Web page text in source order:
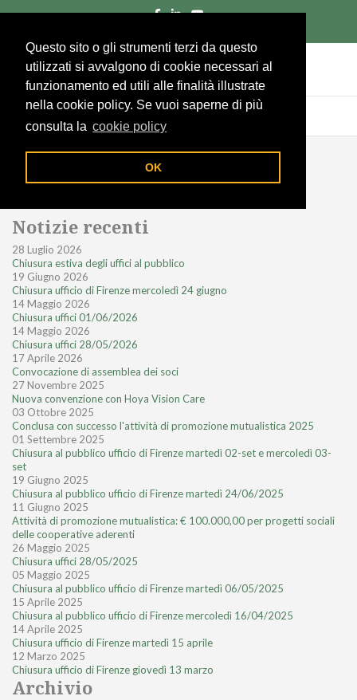
Questo sito o gli strumenti terzi da questo
utilizzati si avvalgono di cookie necessari al
funzionamento ed utili alle finalità illustrate
nella cookie policy. Se vuoi saperne di più
consulta la cookie policy
OK
Notizie recenti
28 Luglio 2026
Chiusura estiva degli uffici al pubblico
19 Giugno 2026
Chiusura ufficio di Firenze mercoledì 24 giugno
14 Maggio 2026
Chiusura uffici 01/06/2026
14 Maggio 2026
Chiusura uffici 28/05/2026
17 Aprile 2026
Convocazione di assemblea dei soci
27 Novembre 2025
Nuova convenzione con Hoya Vision Care
03 Ottobre 2025
Conclusa con successo l'attività di promozione mutualistica 2025
01 Settembre 2025
Chiusura al pubblico ufficio di Firenze martedì 02-set e mercoledì 03-
set
19 Giugno 2025
Chiusura al pubblico ufficio di Firenze martedì 24/06/2025
11 Giugno 2025
Attività di promozione mutualistica: € 100.000,00 per progetti sociali
delle cooperative aderenti
26 Maggio 2025
Chiusura uffici 28/05/2025
05 Maggio 2025
Chiusura al pubblico ufficio di Firenze martedì 06/05/2025
15 Aprile 2025
Chiusura al pubblico ufficio di Firenze mercoledì 16/04/2025
14 Aprile 2025
Chiusura ufficio di Firenze martedì 15 aprile
12 Marzo 2025
Chiusura ufficio di Firenze giovedì 13 marzo
Archivio